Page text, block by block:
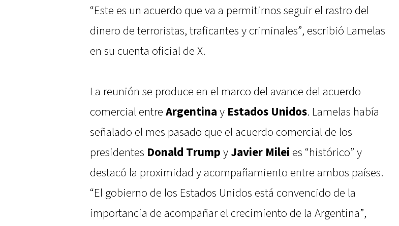
“Este es un acuerdo que va a permitirnos seguir el rastro del
dinero de terroristas, traficantes y criminales”, escribió Lamelas
en su cuenta oficial de X.
La reunión se produce en el marco del avance del acuerdo
comercial entre Argentina y Estados Unidos. Lamelas había
señalado el mes pasado que el acuerdo comercial de los
presidentes Donald Trump y Javier Milei es “histórico” y
destacó la proximidad y acompañamiento entre ambos países.
“El gobierno de los Estados Unidos está convencido de la
importancia de acompañar el crecimiento de la Argentina”,